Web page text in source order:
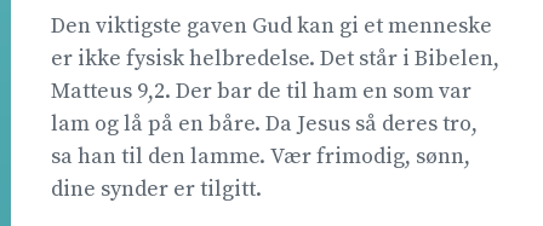
Den viktigste gaven Gud kan gi et menneske
er ikke fysisk helbredelse. Det står i Bibelen,
Matteus 9,2. Der bar de til ham en som var
lam og lå på en båre. Da Jesus så deres tro,
sa han til den lamme. Vær frimodig, sønn,
dine synder er tilgitt.